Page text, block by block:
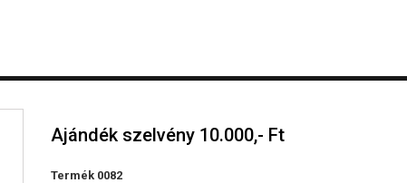
Ajándék szelvény 10.000,- Ft
Termék 0082